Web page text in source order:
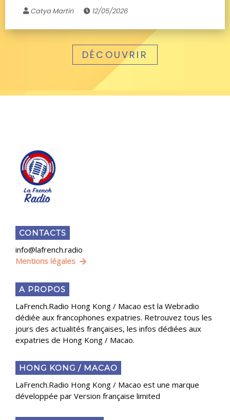
Catya Martin 12/05/2026
DÉCOUVRIR
CONTACTS
info@lafrench.radio
Mentions légales
A PROPOS
LaFrench.Radio Hong Kong / Macao est la Webradio
dédiée aux francophones expatries. Retrouvez tous les
jours des actualités françaises, les infos dédiées aux
expatries de Hong Kong / Macao.
HONG KONG / MACAO
LaFrench.Radio Hong Kong / Macao est une marque
développée par Version française limited